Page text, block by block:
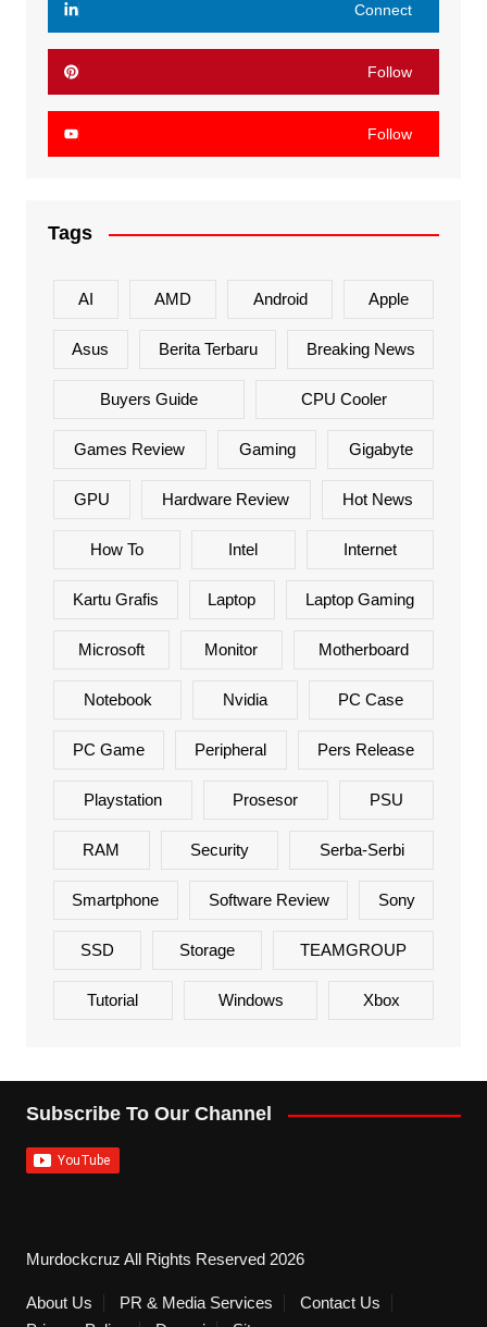
Connect
Follow
Follow
Tags
AI AMD Android Apple
Asus Berita Terbaru Breaking News
Buyers Guide CPU Cooler
Games Review Gaming Gigabyte
GPU Hardware Review Hot News
How To Intel Internet
Kartu Grafis Laptop Laptop Gaming
Microsoft Monitor Motherboard
Notebook Nvidia PC Case
PC Game Peripheral Pers Release
Playstation Prosesor PSU
RAM Security Serba-Serbi
Smartphone Software Review Sony
SSD Storage TEAMGROUP
Tutorial Windows Xbox
Subscribe To Our Channel
Murdockcruz All Rights Reserved 2026
About Us PR & Media Services
Contact Us